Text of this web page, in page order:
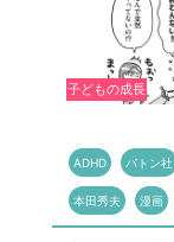
子どもの成長
ADHD バトン社
本田秀夫 漫画